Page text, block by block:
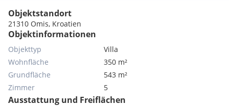
Objektstandort
21310 Omis, Kroatien
Objektinformationen
Objekttyp
Villa
Wohnfläche
350 m²
Grundfläche
543 m²
Zimmer
5
Ausstattung und Freiflächen